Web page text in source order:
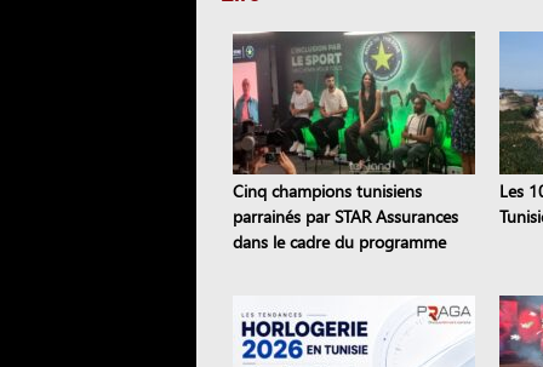
Cinq champions tunisiens
parrainés par STAR Assurances
dans le cadre du programme
Les